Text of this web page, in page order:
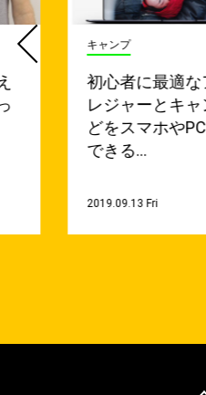
キャンプ
初心者に最適
レジャーとキ
どをスマホや
できる…
2019.09.13 Fri